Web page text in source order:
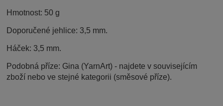
Hmotnost: 50 g
Doporučené jehlice: 3,5 mm.
Háček: 3,5 mm.
Podobná příze: Gina (YarnArt) - najdete v souvisejícím
zboží nebo ve stejné kategorii (směsové příze).